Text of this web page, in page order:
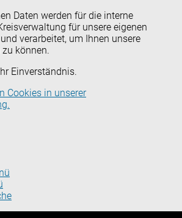
Daten werden für die interne
für unsere eigenen
verarbeitet, um Ihnen unsere
können.
Einverständnis.
Cookies in unserer